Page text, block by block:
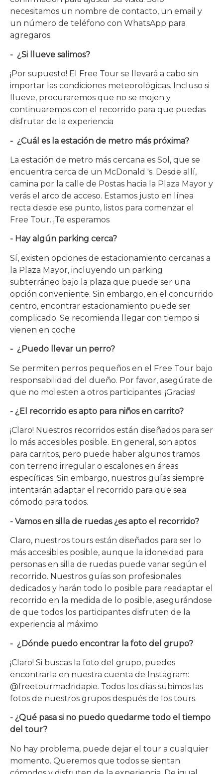
necesitamos un nombre de contacto, un email y
un número de teléfono con WhatsApp para
agregaros.
- ¿Si llueve salimos?
¡Por supuesto! El Free Tour se llevará a cabo sin
importar las condiciones meteorológicas. Incluso si
llueve, procuraremos que no se mojen y
continuaremos con el recorrido para que puedas
disfrutar de la experiencia
- ¿Cuál es la estación de metro más próxima?
La estación de metro más cercana es Sol, que se
encuentra cerca de un McDonald 's. Desde allí,
camina por la calle de Postas hacia la Plaza Mayor y
verás el arco de acceso. Estamos justo en línea
recta desde ese punto, listos para comenzar el
Free Tour. ¡Te esperamos
- Hay algún parking cerca?
Sí, existen opciones de estacionamiento cercanas a
la Plaza Mayor, incluyendo un parking
subterráneo bajo la plaza que puede ser una
opción conveniente. Sin embargo, en el concurrido
centro, encontrar estacionamiento puede ser
complicado. Se recomienda llegar con tiempo si
vienen en coche
- ¿Puedo llevar un perro?
Se permiten perros pequeños en el Free Tour bajo
responsabilidad del dueño. Por favor, asegúrate de
que no molesten a otros participantes. ¡Gracias!
- ¿El recorrido es apto para niños en carrito?
¡Claro! Nuestros recorridos están diseñados para ser
lo más accesibles posible. En general, son aptos
para carritos, pero puede haber algunos tramos
con terreno irregular o escalones en áreas
específicas. Sin embargo, nuestros guías siempre
intentarán adaptar el recorrido para que sea
cómodo para todos.
- Vamos en silla de ruedas ¿es apto el recorrido?
Claro, nuestros tours están diseñados para ser lo
más accesibles posible, aunque la idoneidad para
personas en silla de ruedas puede variar según el
recorrido. Nuestros guías son profesionales
dedicados y harán todo lo posible para readaptar el
recorrido en la medida de lo posible, asegurándose
de que todos los participantes disfruten de la
experiencia al máximo
- ¿Dónde puedo encontrar la foto del grupo?
¡Claro! Si buscas la foto del grupo, puedes
encontrarla en nuestra cuenta de Instagram:
@freetourmadridapie. Todos los días subimos las
fotos de nuestros grupos después de los tours.
- ¿Qué pasa si no puedo quedarme todo el tiempo
del tour?
No hay problema, puede dejar el tour a cualquier
momento. Queremos que todos se sientan